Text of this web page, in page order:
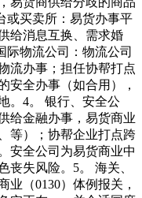
或买卖所：易货办事平
给消息互换、需求婚
际物流公司：物流公司
流办事；担任协帮打点
安全办事（如合用），
。4。 银行、安全公
给金融办事，易货商业
等）；协帮企业打点跨
安全公司为易货商业中
丧失风险。5。 海关、
业（0130）体例报关，